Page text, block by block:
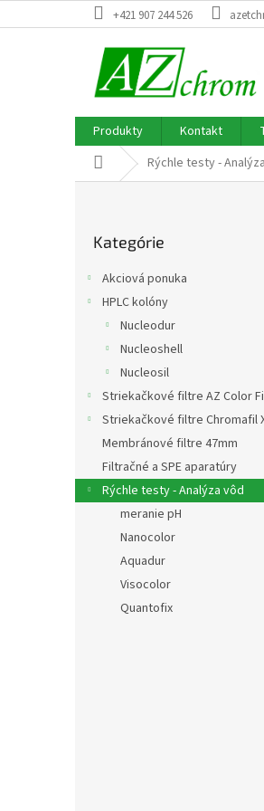
na
+421 907 244 526
Produkty Kontakt
DomovRýchle testy -
kategórie
Kategórie
Akciová ponuka
HPLC kolóny
Nucleodur
Nucleoshell
Nucleosil
Striekačkové filtre AZ Color
Striekačkové filtre Chromafil
Membránové filtre 47mm
Filtračné a SPE aparatúry
Rýchle testy - Analýza vôd
meranie pH
Nanocolor
Aquadur
Visocolor
Quantofix